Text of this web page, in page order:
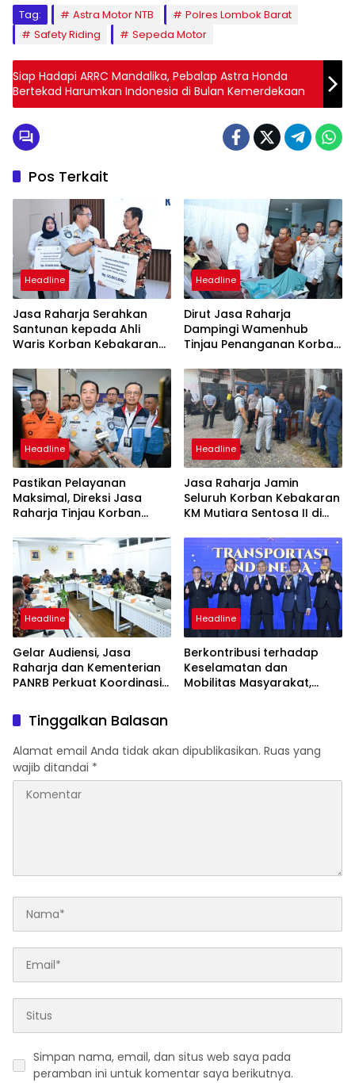
Tag: Astra Motor NTB
Polres Lombok Barat
Safety Riding
Sepeda Motor
Siap Hadapi ARRC Mandalika, Pebalap Astra Honda
Bertekad Harumkan Indonesia di Bulan Kemerdekaan
Pos Terkait
Headline
Jasa Raharja Serahkan
Santunan kepada Ahli
Waris Korban Kebakaran
Headline
Dirut Jasa Raharja
Dampingi Wamenhub
Tinjau Penanganan Korban
PHC Surabaya
Headline
Pastikan Pelayanan
Maksimal, Direksi Jasa
Raharja Tinjau Korban
Sentosa II
Headline
Jasa Raharja Jamin
Seluruh Korban Kebakaran
KM Mutiara Sentosa II di
Headline
Gelar Audiensi, Jasa
Raharja dan Kementerian
PANRB Perkuat Koordinasi
dan SWDKLLJ
Headline
Berkontribusi terhadap
Keselamatan dan
Mobilitas Masyarakat,
Awards 2026
Tinggalkan Balasan
Alamat email Anda tidak akan dipublikasikan. Ruas yang
wajib ditandai *
Simpan nama, email, dan situs web saya pada
peramban ini untuk komentar saya berikutnya.